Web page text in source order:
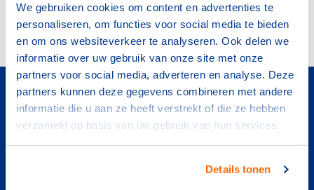
We gebruiken cookies om content en advertenties te
personaliseren, om functies voor social media te bieden
en om ons websiteverkeer te analyseren. Ook delen we
informatie over uw gebruik van onze site met onze
partners voor social media, adverteren en analyse. Deze
partners kunnen deze gegevens combineren met andere
informatie die u aan ze heeft verstrekt of die ze hebben
verzameld op basis van uw gebruik van hun services.
Details tonen
Vijf energizers met TeamNL-
helden
Korte video’s van 1 minuut waarin bekende
topsporters Worthy de Jong, Sanne van Dijke,